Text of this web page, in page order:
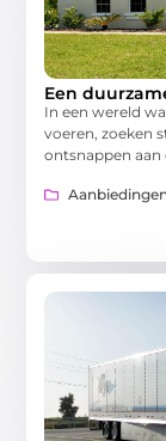
Een
In een wereld
voeren, zoeken
ontsnappen aan